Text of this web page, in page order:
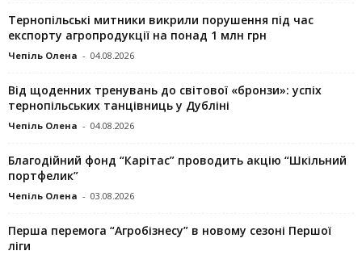
Тернопільські митники викрили порушення під час
експорту агропродукції на понад 1 млн грн
Чепіль Олена - 04.08.2026
Від щоденних тренувань до світової «бронзи»: успіх
тернопільських танцівниць у Дубліні
Чепіль Олена - 04.08.2026
Благодійний фонд “Карітас” проводить акцію “Шкільний
портфелик”
Чепіль Олена - 03.08.2026
Перша перемога “Агробізнесу” в новому сезоні Першої
ліги